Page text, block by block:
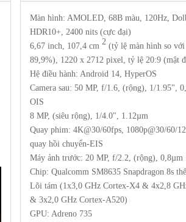
Màn hình: AMOLED, 68B màu, 120Hz,
HDR10+, 2400 nits (cực đại)
6,67 inch, 107,4 cm 2 (tỷ lệ màn hình so
89,9%), 1220 x 2712 pixel, tỷ lệ 20:9 (mật
Hệ điều hành: Android 14, HyperOS
Camera sau: 50 MP, f/1.6, (rộng), 1/1.95",
OIS
8 MP, (siêu rộng), 1/4.0", 1.12µm
Quay phim: 4K@30/60fps, 1080p@30/60/
quay hồi chuyển-EIS
Máy ảnh trước: 20 MP, f/2.2, (rộng), 0,8µm
Chip: Qualcomm SM8635 Snapdragon 8s
Lõi tám (1x3,0 GHz Cortex-X4 & 4x2,8
& 3x2,0 GHz Cortex-A520)
GPU: Adreno 735